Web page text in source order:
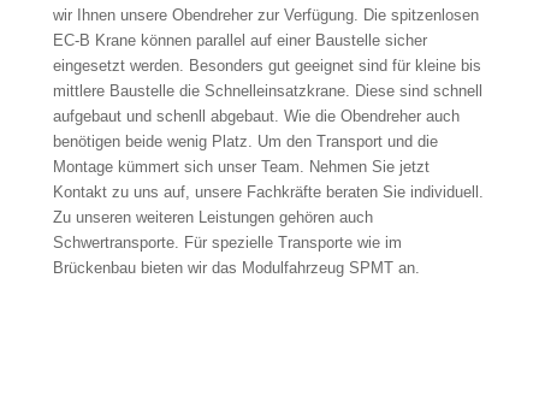
wir Ihnen unsere Obendreher zur Verfügung. Die spitzenlosen
EC-B Krane können parallel auf einer Baustelle sicher
eingesetzt werden. Besonders gut geeignet sind für kleine bis
mittlere Baustelle die Schnelleinsatzkrane. Diese sind schnell
aufgebaut und schenll abgebaut. Wie die Obendreher auch
benötigen beide wenig Platz. Um den Transport und die
Montage kümmert sich unser Team. Nehmen Sie jetzt
Kontakt zu uns auf, unsere Fachkräfte beraten Sie individuell.
Zu unseren weiteren Leistungen gehören auch
Schwertransporte. Für spezielle Transporte wie im
Brückenbau bieten wir das Modulfahrzeug SPMT an.